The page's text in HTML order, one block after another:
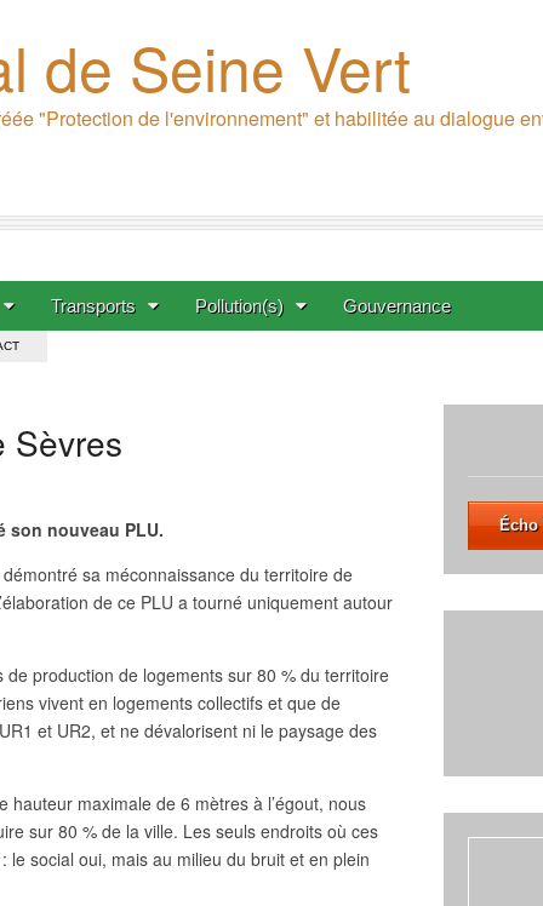
de Seine Vert
"Protection de l'environnement" et habilitée au dialogue
Transports Pollution(s) Gouvernance
Sèvres
son nouveau PLU.
sa méconnaissance du territoire de
de ce PLU a tourné uniquement autour
production de logements sur 80 % du territoire
vivent en logements collectifs et que de
et UR2, et ne dévalorisent ni le paysage des
hauteur maximale de 6 mètres à l’égout, nous
sur 80 % de la ville. Les seuls endroits où ces
social oui, mais au milieu du bruit et en plein
Écho